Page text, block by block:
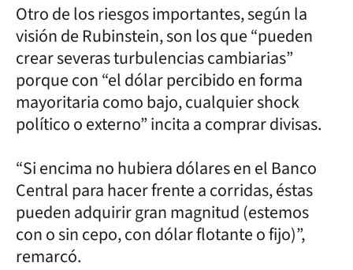
Otro de los riesgos importantes, según la
visión de Rubinstein, son los que “pueden
crear severas turbulencias cambiarias”
porque con “el dólar percibido en forma
mayoritaria como bajo, cualquier shock
político o externo” incita a comprar divisas.
“Si encima no hubiera dólares en el Banco
Central para hacer frente a corridas, éstas
pueden adquirir gran magnitud (estemos
con o sin cepo, con dólar flotante o fijo)”,
remarcó.